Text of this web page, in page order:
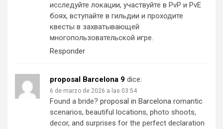
исследуйте локации, участвуйте в PvP и PvE
боях, вступайте в гильдии и проходите
квесты в захватывающей
многопользовательской игре.
Responder
proposal Barcelona 9 dice:
6 de marzo de 2026 a las 03:54
Found a bride? proposal in Barcelona romantic
scenarios, beautiful locations, photo shoots,
decor, and surprises for the perfect declaration